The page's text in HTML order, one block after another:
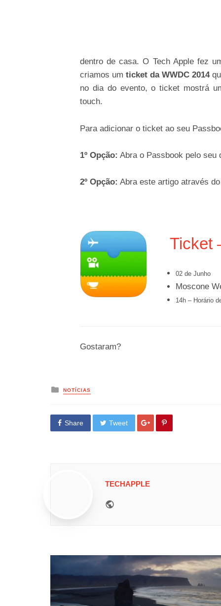
dentro de casa. O Tech Apple fez
criamos um ticket da WWDC 2014
no dia do evento, o ticket mostrá
touch.
Para adicionar o ticket ao seu
1º Opção: Abra o Passbook pelo seu
2º Opção: Abra este artigo através
Ticket
02 de Junho
Moscone
14h – Horário
Gostaram?
Posted
in
NOTÍCIAS
Share Tweet
TECHAPPLE